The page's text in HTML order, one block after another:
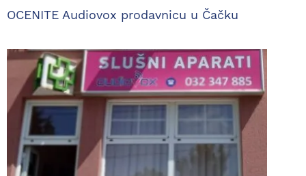
OCENITE Audiovox prodavnicu u Čačku